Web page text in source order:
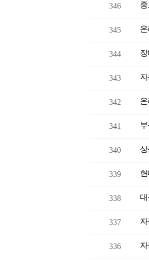
346
345
344
343
342
341
340 상
339
338 대
337
336